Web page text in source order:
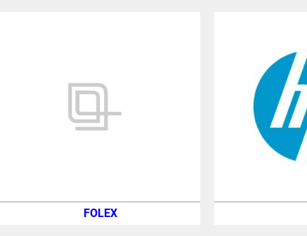
FOLEX